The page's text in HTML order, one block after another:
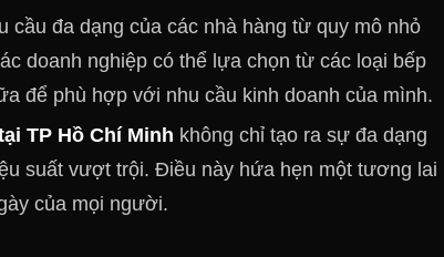
đa dạng của các nhà hàng từ quy mô nhỏ
doanh nghiệp có thể lựa chọn từ các loại bếp
để phù hợp với nhu cầu kinh doanh của mình.
TP Hồ Chí Minh không chỉ tạo ra sự đa dạng
suất vượt trội. Điều này hứa hẹn một tương lai
của mọi người.